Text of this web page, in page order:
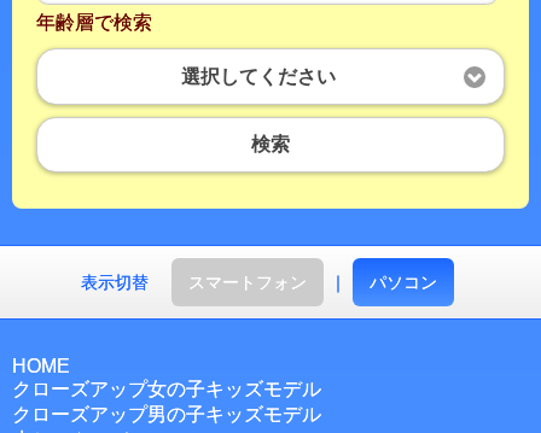
年齢層で検索
選択してください
検索
表示切替 スマートフォン ｜ パソコン
HOME
クローズアップ女の子キッズモデル
クローズアップ男の子キッズモデル